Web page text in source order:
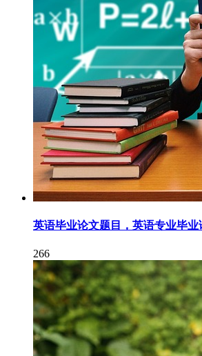
英语毕业论文题目，英语专业毕业
266